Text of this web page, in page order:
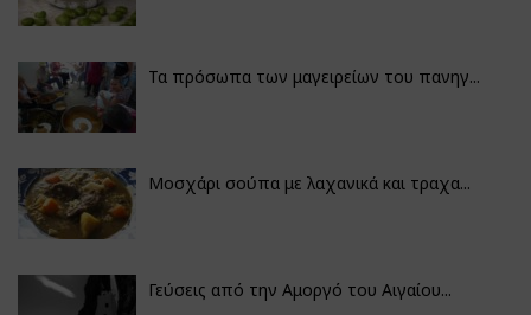
Τα πρόσωπα των μαγειρείων του πανηγ...
Μοσχάρι σούπα με λαχανικά και τραχα...
Γεύσεις από την Αμοργό του Αιγαίου...